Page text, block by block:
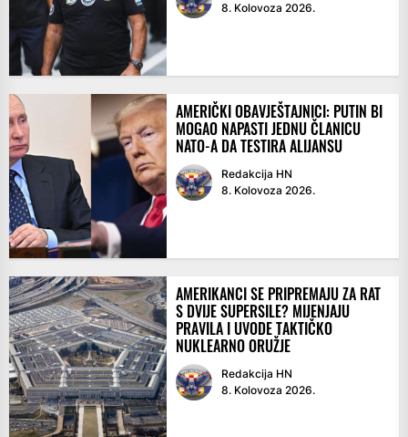
8. Kolovoza 2026.
AMERIČKI OBAVJEŠTAJNICI: PUTIN BI
MOGAO NAPASTI JEDNU ČLANICU
NATO-A DA TESTIRA ALIJANSU
Redakcija HN
8. Kolovoza 2026.
AMERIKANCI SE PRIPREMAJU ZA RAT
S DVIJE SUPERSILE? MIJENJAJU
PRAVILA I UVODE TAKTIČKO
NUKLEARNO ORUŽJE
Redakcija HN
8. Kolovoza 2026.